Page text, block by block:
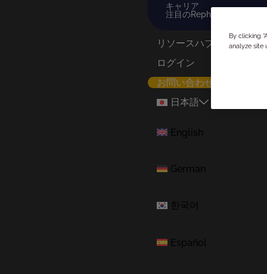
キャリア
注目のRephine
リソースハブ
ログイン
お問い合わせ
日本語
English
German
한국어
Español
GMP監
ライフサイエンス製造サプライヤ
と、最高水準の厳格さを適用する
By clicking
analyze site